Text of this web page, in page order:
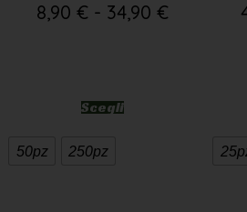
8,90 € - 34,90 €
Scegli
50pz 250pz